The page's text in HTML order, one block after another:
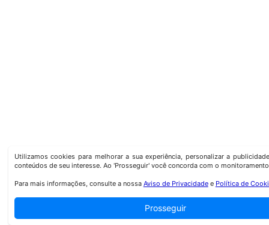
Utilizamos cookies para melhorar a sua experiência, personalizar a
conteúdos de seu interesse. Ao 'Prosseguir' você concorda com o
Para mais informações, consulte a nossa Aviso de Privacidadee Política de
Prosseguir